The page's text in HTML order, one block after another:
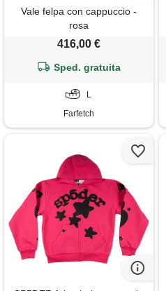
Vale felpa con cappuccio -
rosa
416,00 €
Sped. gratuita
L
Farfetch